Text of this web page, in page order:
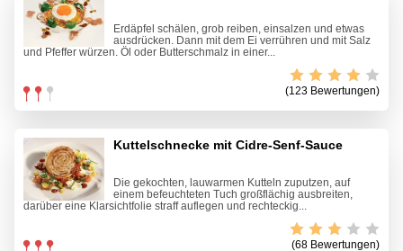
Erdäpfel schälen, grob reiben, einsalzen und etwas
ausdrücken. Dann mit dem Ei verrühren und mit Salz
und Pfeffer würzen. Öl oder Butterschmalz in einer...
(123 Bewertungen)
Kuttelschnecke mit Cidre-Senf-Sauce
Die gekochten, lauwarmen Kutteln zuputzen, auf
einem befeuchteten Tuch großflächig ausbreiten,
darüber eine Klarsichtfolie straff auflegen und rechteckig...
(68 Bewertungen)